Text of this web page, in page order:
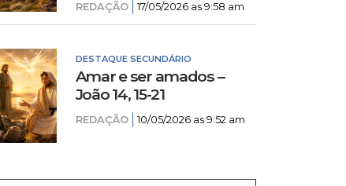
REDAÇÃO 17/05/2026 as 9:58 am
DESTAQUE SECUNDÁRIO
Amar e ser amados –
João 14, 15-21
REDAÇÃO 10/05/2026 as 9:52 am